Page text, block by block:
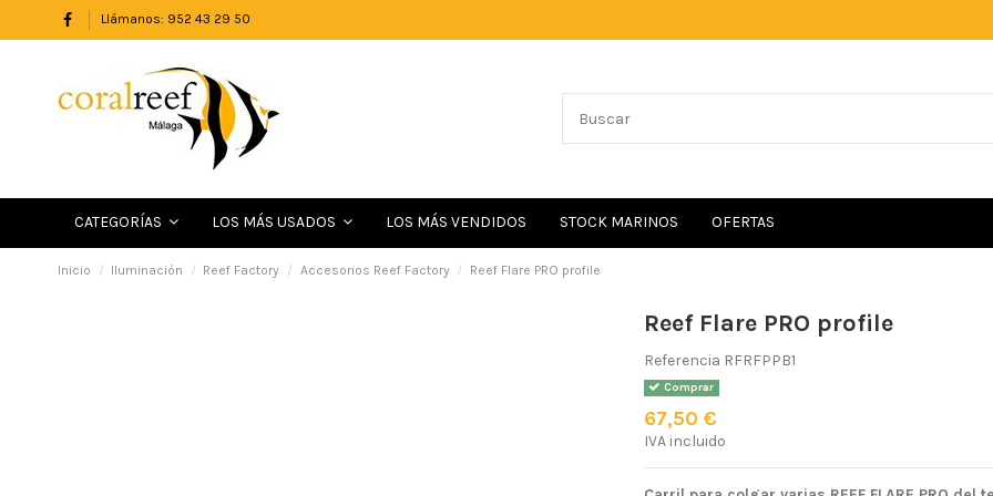
Llámanos: 952 43 29 50
CATEGORÍAS LOS MÁS USADOS LOS MÁS VENDIDOS STOCK MARINOS OFERTAS
Inicio Iluminación Reef Factory Accesorios Reef Factory Reef Flare PRO profile
Reef Flare PRO profile
Referencia RFRFPPB1
Comprar
67,50 €
IVA incluido